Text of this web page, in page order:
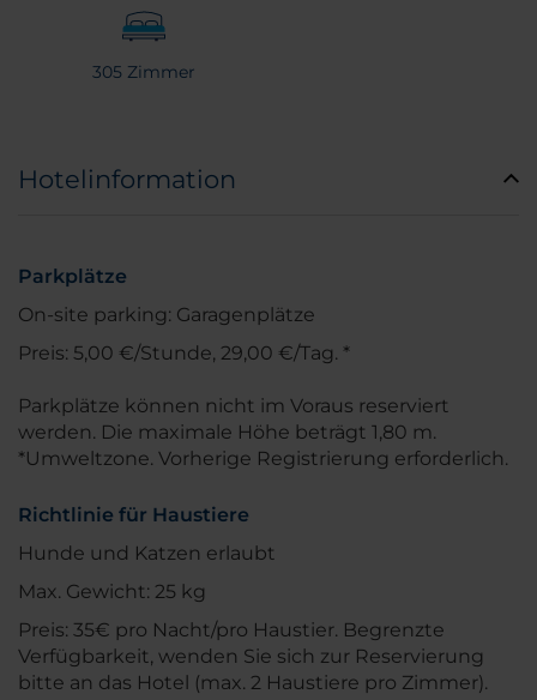
305 Zimmer
Hotelinformation
Parkplätze
On-site parking: Garagenplätze
Preis: 5,00 €/Stunde, 29,00 €/Tag. *
Parkplätze können nicht im Voraus reserviert
werden. Die maximale Höhe beträgt 1,80 m.
*Umweltzone. Vorherige Registrierung erforderlich.
Richtlinie für Haustiere
Hunde und Katzen erlaubt
Max. Gewicht: 25 kg
Preis: 35€ pro Nacht/pro Haustier. Begrenzte
Verfügbarkeit, wenden Sie sich zur Reservierung
bitte an das Hotel (max. 2 Haustiere pro Zimmer).